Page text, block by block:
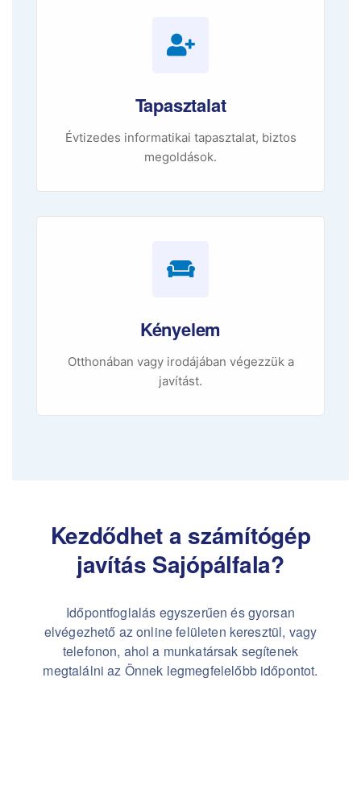
Tapasztalat
Évtizedes informatikai tapasztalat, biztos
megoldások.
Kényelem
Otthonában vagy irodájában végezzük a
javítást.
Kezdődhet a számítógép
javítás Sajópálfala?
Időpontfoglalás egyszerűen és gyorsan
elvégezhető az online felületen keresztül, vagy
telefonon, ahol a munkatársak segítenek
megtalálni az Önnek legmegfelelőbb időpontot.